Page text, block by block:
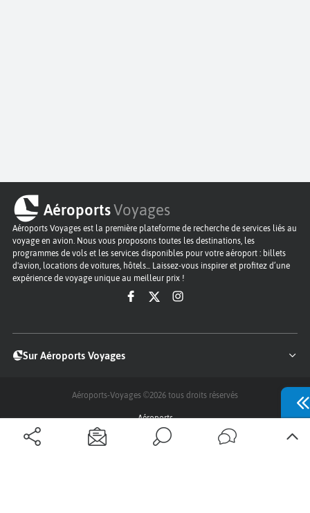
AéroportsVoyages
Aéroports Voyages est la première plateforme de recherche de services liés au
voyage en avion. Nous vous proposons toutes les destinations, les
programmes de vols et les services disponibles pour votre aéroport : billets
d'avion, locations de voitures, hôtels... Laissez-vous inspirer et profitez d’une
expérience de voyage unique au meilleur prix !
Sur Aéroports Voyages
Aéroports-Voyages ©2026 tous droits réservés
Aéroports
Conditions générales
Politique de confidentialité
Questions - Réponses